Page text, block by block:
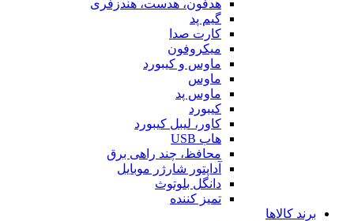
هدفون، هدست، هندزفری
گیم پد
کارت صدا
میکروفون
ماوس و کیبورد
ماوس
ماوس پد
کیبورد
کاور، لیبل کیبورد
هاب USB
محافظ، چند راهی برق
آداپتور شارژر موبایل
دانگل بلوتوث
تمیز کننده
برند کالاها